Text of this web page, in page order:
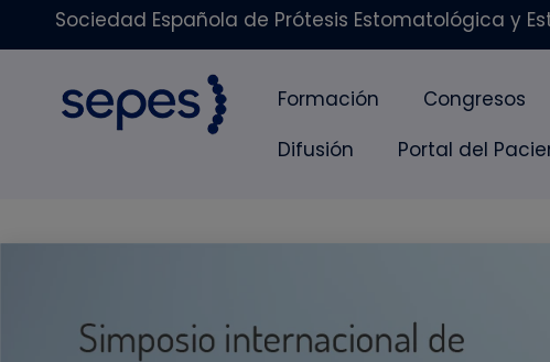
Sociedad Española de Prótesis Estomatológica y
Formación Congresos
Difusión
Portal del